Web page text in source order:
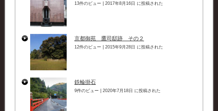
13件のビュー 2017年8月16日 に投稿された
京都御苑 鷹司邸跡 その２
12件のビュー 2015年9月28日 に投稿された
鉄輪掛石
9件のビュー 2020年7月18日 に投稿された